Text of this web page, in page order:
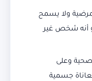
ولا يسمح
أنه شخص غير
وعلى
جسمية